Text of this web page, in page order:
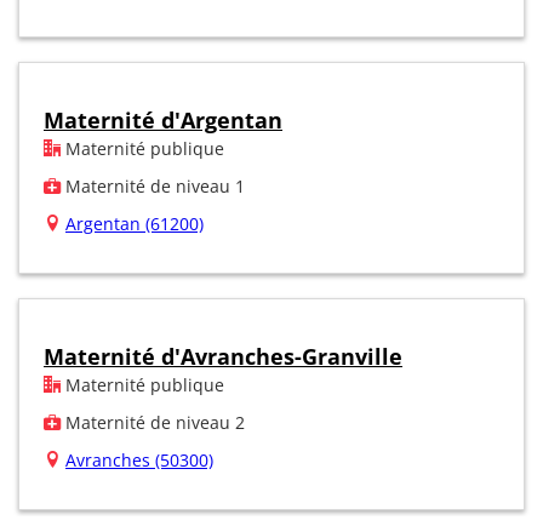
Maternité d'Argentan
Maternité publique
Maternité de niveau 1
Argentan (61200)
Maternité d'Avranches-Granville
Maternité publique
Maternité de niveau 2
Avranches (50300)